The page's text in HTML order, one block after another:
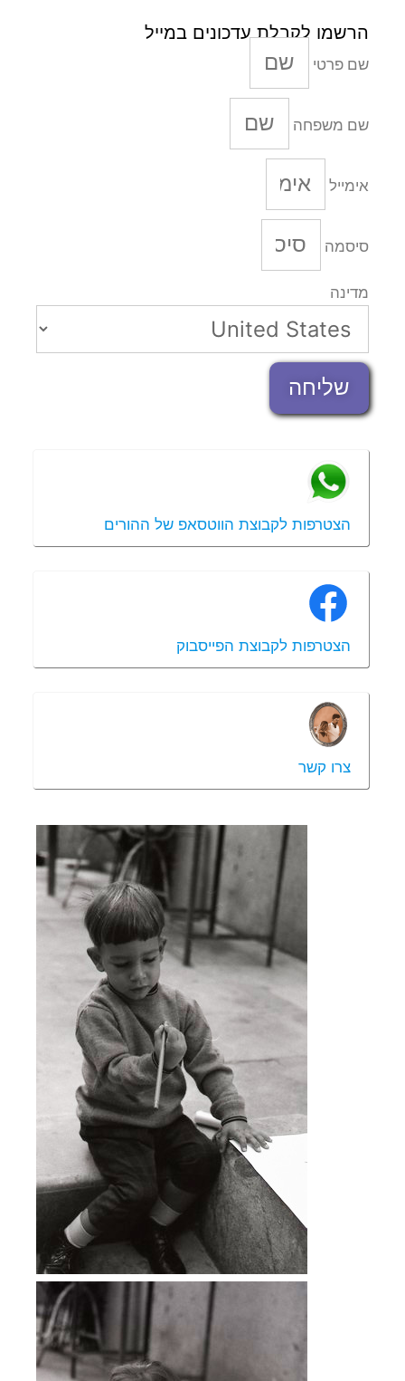
הרשמו לקבלת עדכונים במייל
שם פרטי
שם משפחה
אימייל
סיסמה
מדינה
שליחה
הצטרפות לקבוצת הווטסאפ של ההורים
הצטרפות לקבוצת הפייסבוק
צרו קשר